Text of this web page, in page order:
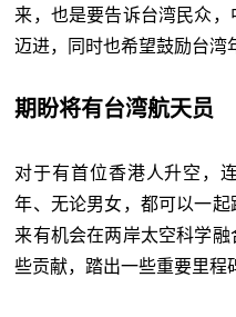
来，也是要告诉台湾民众
迈进，同时也希望鼓励台湾
期盼将有台湾航天员
对于有首位香港人升空，
年、无论男女，都可以一
来有机会在两岸太空科学
些贡献，踏出一些重要里程